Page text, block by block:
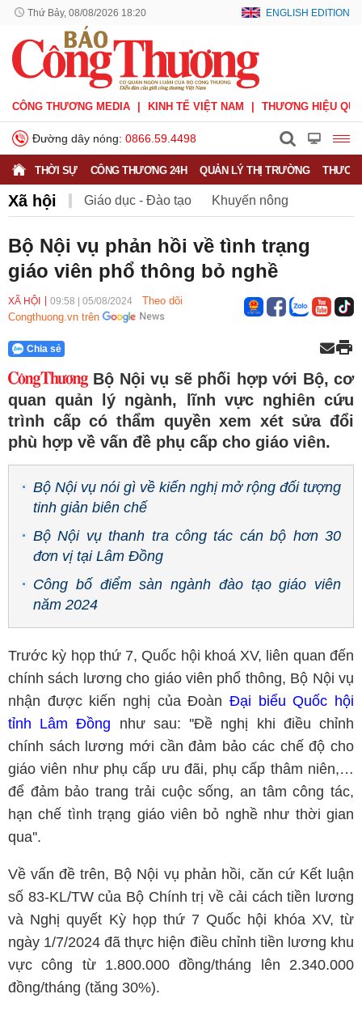
Thứ Bảy, 08/08/2026 18:20 ENGLISH EDITION
CÔNG THƯƠNG MEDIA KINH TẾ VIỆT NAM THƯƠNG HIỆU
Đường dây nóng: 0866.59.4498
THỜI SỰ CÔNG THƯƠNG 24H QUẢN LÝ THỊ TRƯỜNG
Xã hội Giáo dục - Đào tạo Khuyến nông
Phát triển bền vững Sức khỏe Việc làm
Bộ Nội vụ phản hồi về tình trạng
giáo viên phổ thông bỏ nghề
XÃ HỘI 09:58 05/08/2024
Theo dõi
Congthuong.vn trên
Chia sẻ
Bộ Nội vụ sẽ phối hợp với Bộ, cơ
quan quản lý ngành, lĩnh vực nghiên cứu
trình cấp có thẩm quyền xem xét sửa đổi
phù hợp về vấn đề phụ cấp cho giáo viên.
Bộ Nội vụ nói gì về kiến nghị mở rộng đối tượng
tinh giản biên chế
Bộ Nội vụ thanh tra công tác cán bộ hơn 30
đơn vị tại Lâm Đồng
Công bố điểm sàn ngành đào tạo giáo viên
năm 2024
Trước kỳ họp thứ 7, Quốc hội khoá XV, liên quan đến
chính sách lương cho giáo viên phổ thông, Bộ Nội vụ
nhận được kiến nghị của Đoàn Đại biểu Quốc hội
tỉnh Lâm Đồng như sau: ''Đề nghị khi điều chỉnh
chính sách lương mới cần đảm bảo các chế độ cho
giáo viên như phụ cấp ưu đãi, phụ cấp thâm niên,…
để đảm bảo trang trải cuộc sống, an tâm công tác,
hạn chế tình trạng giáo viên bỏ nghề như thời gian
qua''.
Về vấn đề trên, Bộ Nội vụ phản hồi, căn cứ Kết luận
số 83-KL/TW của Bộ Chính trị về cải cách tiền lương
và Nghị quyết Kỳ họp thứ 7 Quốc hội khóa XV, từ
ngày 1/7/2024 đã thực hiện điều chỉnh tiền lương khu
vực công từ 1.800.000 đồng/tháng lên 2.340.000
đồng/tháng (tăng 30%).